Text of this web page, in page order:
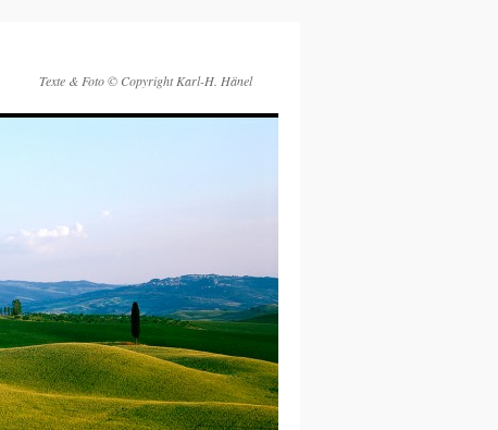
Texte & Foto © Copyright Karl-H. Hänel